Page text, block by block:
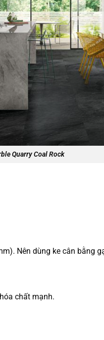
Quarry Coal Rock
Nên dùng ke cân bằng
chất mạnh.